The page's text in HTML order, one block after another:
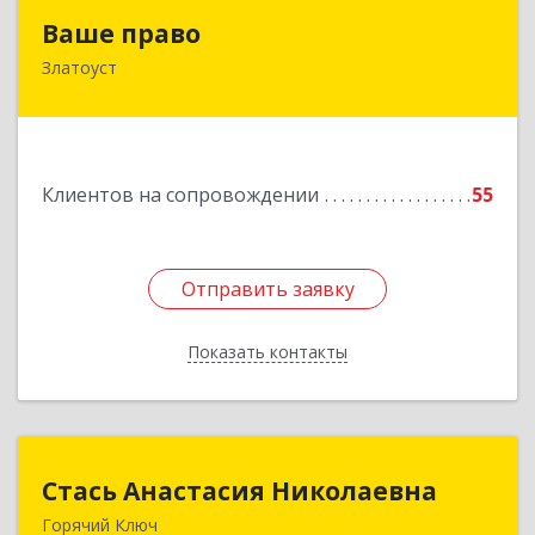
Ваше право
Златоуст
Клиентов на сопровождении 55
Отправить заявку
Показать контакты
Отправить заявку
Назад
Стась Анастасия Николаевна
Горячий Ключ
353290, г. Горячий Ключ, ул. Ленина, д. 242,